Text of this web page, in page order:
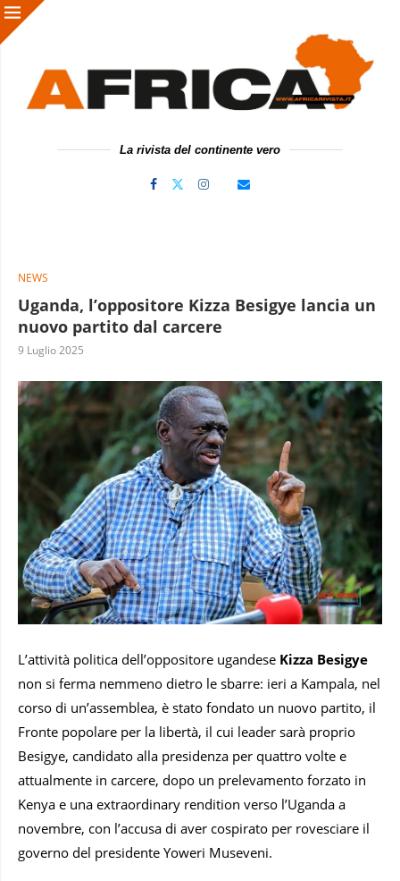
La rivista del continente vero
NEWS
Uganda, l’oppositore Kizza Besigye lancia un
nuovo partito dal carcere
9 Luglio 2025
L’attività politica dell’oppositore ugandese Kizza Besigye
non si ferma nemmeno dietro le sbarre: ieri a Kampala, nel
corso di un’assemblea, è stato fondato un nuovo partito, il
Fronte popolare per la libertà, il cui leader sarà proprio
Besigye, candidato alla presidenza per quattro volte e
attualmente in carcere, dopo un prelevamento forzato in
Kenya e una extraordinary rendition verso l’Uganda a
novembre, con l’accusa di aver cospirato per rovesciare il
governo del presidente Yoweri Museveni.